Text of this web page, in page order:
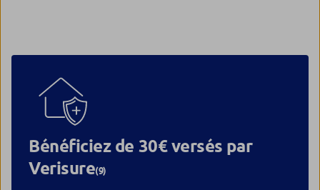
Bénéficiez de 30€ versés par
Verisure(9)